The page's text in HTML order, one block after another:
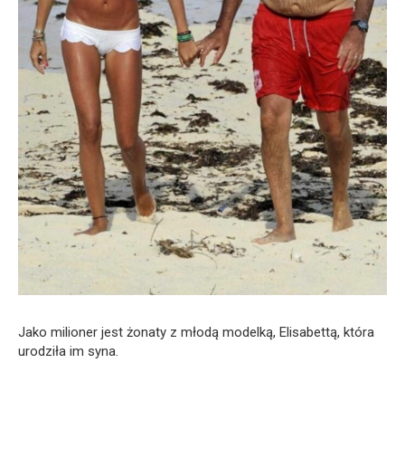
Jako milioner jest żonaty z młodą modelką, Elisabettą, która
urodziła im syna.